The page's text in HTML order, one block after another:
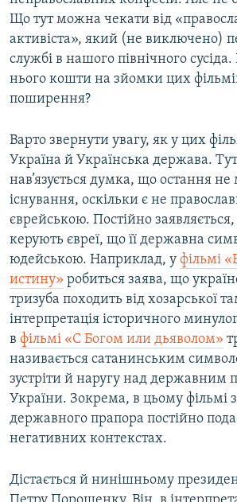
Що тут можна чекати від
активіста», який (не виключено)
службі в нашого північного
нього кошти на зйомки цих
поширення?
Варто звернути увагу, як у цих
Україна й Українська держава.
нав’язується думка, що остання не
існування, оскільки є не
єврейською. Постійно
керують євреї, що її державна
юдейською. Наприклад, у фільмі
истину» робиться заява, що
тризуба походить від хозарської
інтерпретація історичного
в фільмі «С Богом или дьяволом»
називається сатанинським
зустріти й наругу над державним
України. Зокрема, в цьому фільмі
державного прапора постійно
негативних контекстах.
Дістається й нинішньому